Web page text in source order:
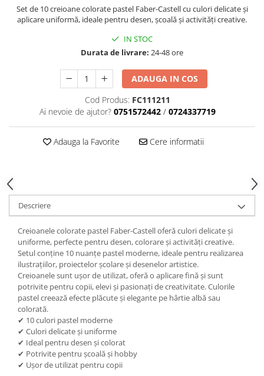
Calculatoare
Instrumente de scris și desen
Creioane cerate
Creioane colorate
Mine pentru creioane mecanice
Rezerve stilouri
Rollere
Stilouri
Măsurare și trasare
Rigle
Organizare și Arhivare
Accesorii de organizare
Bibliorafturi
Caiete mecanice
Clipboard-uri
Dosare Carton
Dosare Plastic
Folii de protecție
Set de 10 creioane colorate pastel Faber-Castell cu culori delicate și
aplicare uniformă, ideale pentru desen, școală și activități creative.
IN STOC
Durata de livrare: 24-48 ore
ADAUGA IN COS
Cod Produs: FC111211
Ai nevoie de ajutor? 0751572442 / 0724337719
Adauga la Favorite Cere informatii
Descriere
Creioanele colorate pastel Faber-Castell oferă culori delicate și
uniforme, perfecte pentru desen, colorare și activități creative.
Setul conține 10 nuanțe pastel moderne, ideale pentru realizarea
ilustrațiilor, proiectelor școlare și desenelor artistice.
Creioanele sunt ușor de utilizat, oferă o aplicare fină și sunt
potrivite pentru copii, elevi și pasionați de creativitate. Culorile
pastel creează efecte plăcute și elegante pe hârtie albă sau
colorată.
✔ 10 culori pastel moderne
✔ Culori delicate și uniforme
✔ Ideal pentru desen și colorat
✔ Potrivite pentru școală și hobby
✔ Ușor de utilizat pentru copii